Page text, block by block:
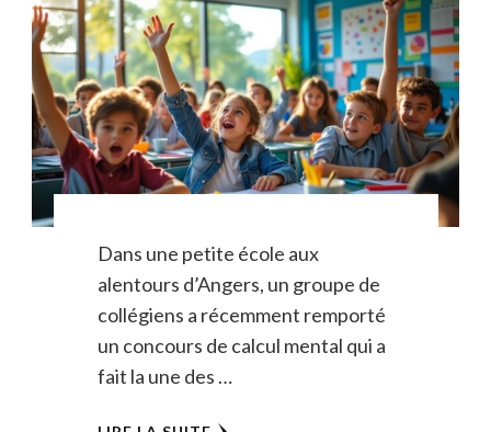
Dans une petite école aux
alentours d’Angers, un groupe de
collégiens a récemment remporté
un concours de calcul mental qui a
fait la une des …